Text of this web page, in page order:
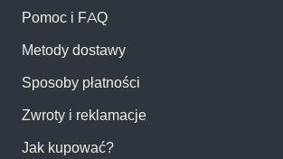
Pomoc i FAQ
Metody dostawy
Sposoby płatności
Zwroty i reklamacje
Jak kupować?